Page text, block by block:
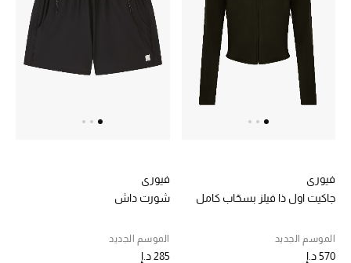
فيوري
جاكيت اول ذا فيلز بسحّاب كامل
الموسم الجديد
570 د.إ
فيوري
شورت داش
الموسم الجديد
285 د.إ